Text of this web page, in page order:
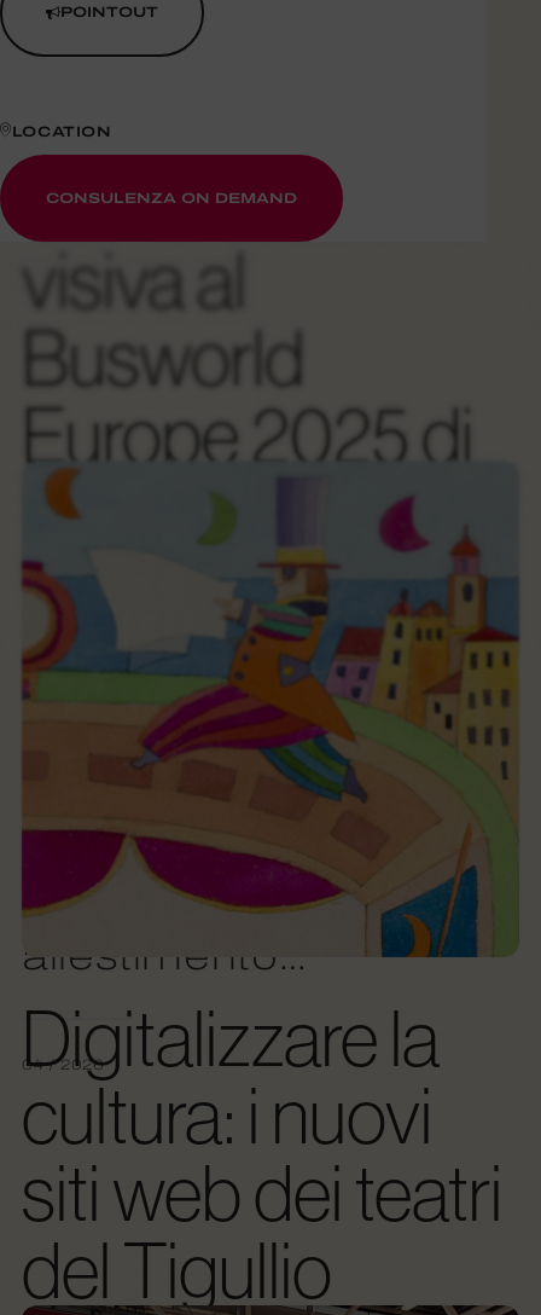
POINTOUT
LOCATION
CONSULENZA ON DEMAND
Allestimento
stand e
comunicazione
visiva al
Busworld
Europe 2025 di
Bruxelles: Il
progetto “Color
Your Seat-y” per
Ruspa SPA
Da semplice stand a
esperienza visiva:
scopri il progetto di
allestimento…
04 / 2026
Digitalizzare la
cultura: i nuovi
siti web dei teatri
del Tigullio